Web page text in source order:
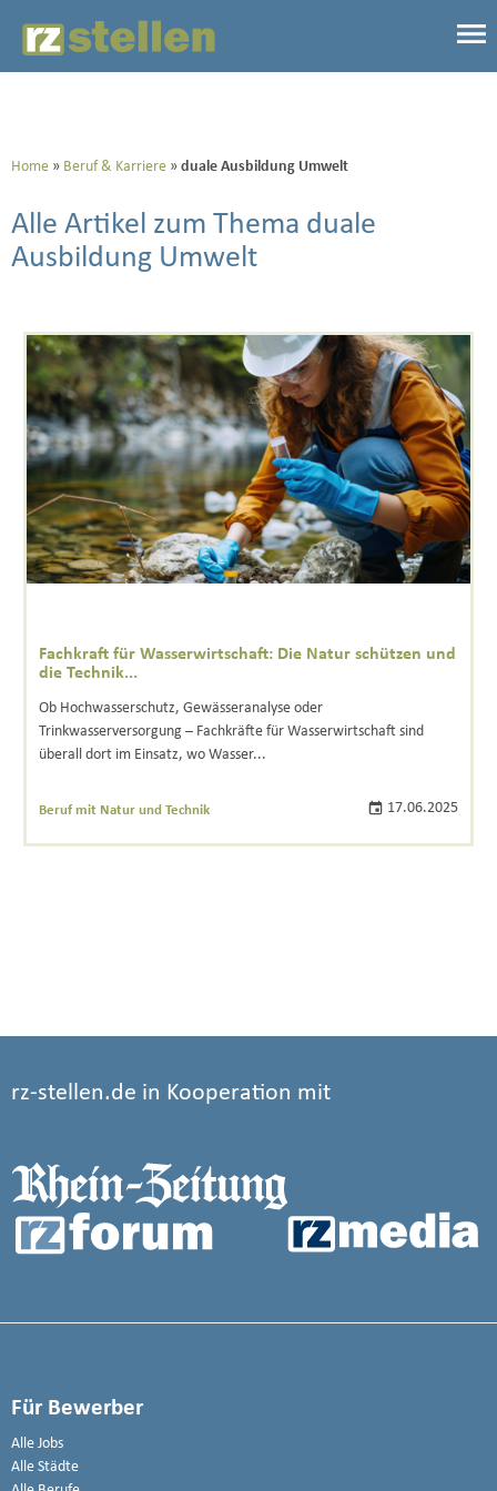
Home Beruf & Karriere duale Ausbildung Umwelt
Alle Artikel zum Thema duale
Ausbildung Umwelt
Fachkraft für Wasserwirtschaft: Die Natur schützen und
die Technik...
Ob Hochwasserschutz, Gewässeranalyse oder
Trinkwasserversorgung – Fachkräfte für Wasserwirtschaft sind
überall dort im Einsatz, wo Wasser...
Beruf mit Natur und Technik 17.06.2025
rz-stellen.de in Kooperation mit
Für Bewerber
Alle Jobs
Alle Städte